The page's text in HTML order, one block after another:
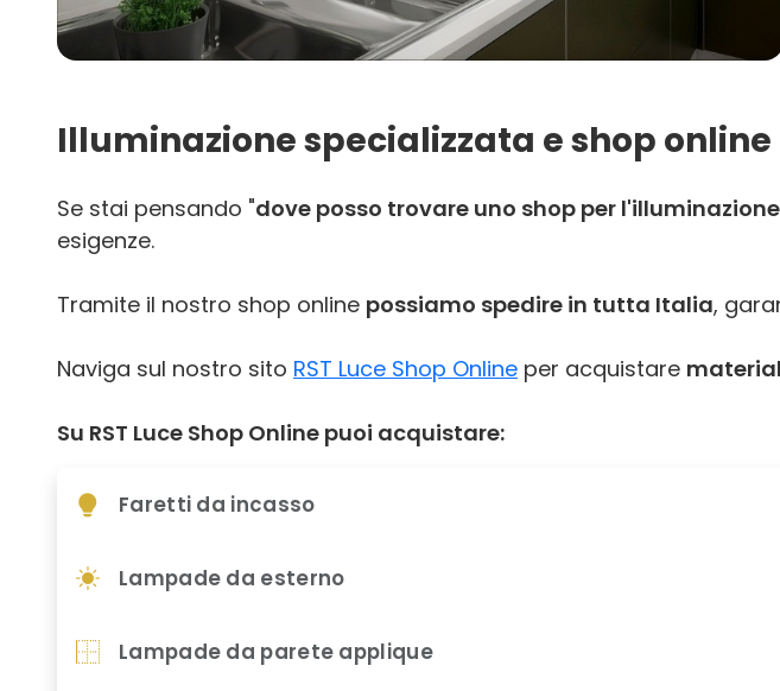
Illuminazione specializzata e shop online
Se stai pensando "dove posso trovare uno shop per
esigenze.
Tramite il nostro shop online possiamo spedire in tutta Italia,
Naviga sul nostro sito RST Luce Shop Online per acquistare
Su RST Luce Shop Online puoi acquistare:
Faretti da incasso
Lampade da esterno
Lampade da parete applique